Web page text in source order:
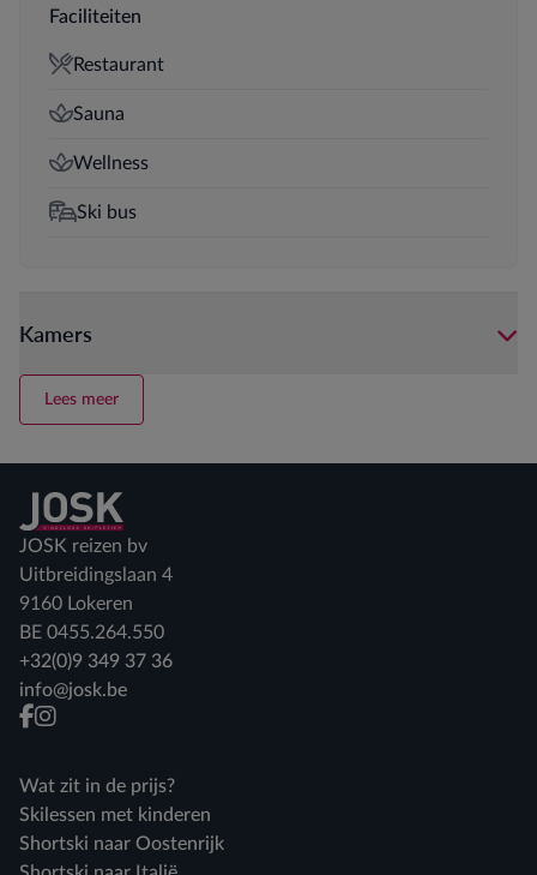
Faciliteiten
Restaurant
Sauna
Wellness
Ski bus
Kamers
Lees meer
Terug naar home
JOSK reizen bv
Uitbreidingslaan 4
9160 Lokeren
BE 0455.264.550
+32(0)9 349 37 36
info@josk.be
facebook
instagram
Wat zit in de prijs?
Skilessen met kinderen
Shortski naar Oostenrijk